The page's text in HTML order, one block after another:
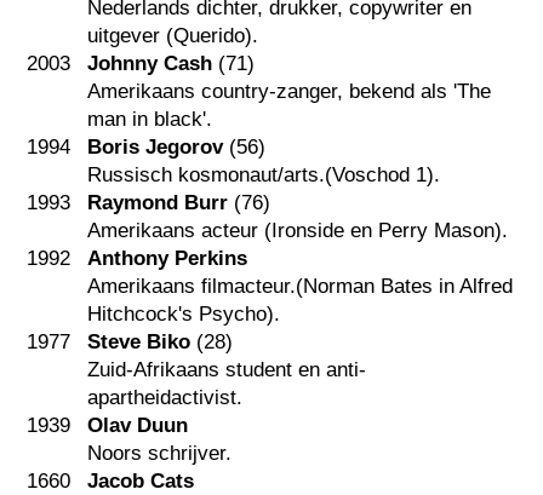
Nederlands dichter, drukker, copywriter en
uitgever (Querido).
2003
Johnny Cash (71)
Amerikaans country-zanger, bekend als 'The
man in black'.
1994
Boris Jegorov(56)
Russisch kosmonaut/arts.(Voschod 1).
1993
Raymond Burr (76)
Amerikaans acteur (Ironside en Perry Mason).
1992
Anthony Perkins
Amerikaans filmacteur.(Norman Bates in Alfred
Hitchcock's Psycho).
1977
Steve Biko (28)
Zuid-Afrikaans student en anti-
apartheidactivist.
1939
Olav Duun
Noors schrijver.
1660
Jacob Cats